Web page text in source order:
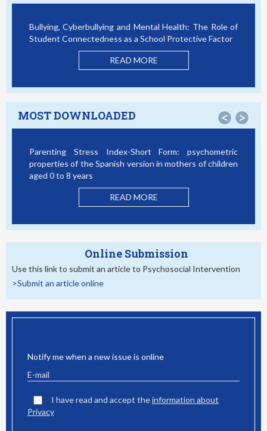
Bullying, Cyberbullying and Mental Health: The Role of
Student Connectedness as a School Protective Factor
READ MORE
MOST DOWNLOADED < >
Parenting Stress Index-Short Form: psychometric
properties of the Spanish version in mothers of children
aged 0 to 8 years
READ MORE
Online Submission
Use this link to submit an article to Psychosocial Intervention
>Submit an article online
Notify me when a new issue is online
I have read and accept theinformation about
Privacy